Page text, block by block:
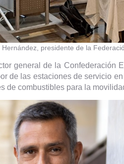
Hernández, presidente de la
general de la Confederación
de las estaciones de servicio
de combustibles para la